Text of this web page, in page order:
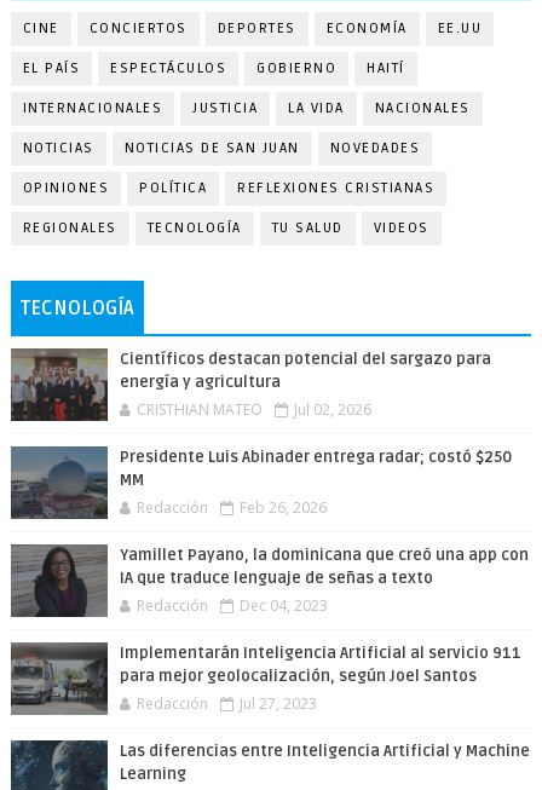
CINE CONCIERTOS DEPORTES ECONOMÍA EE.UU
EL PAÍS ESPECTÁCULOS GOBIERNO HAITÍ
INTERNACIONALES JUSTICIA LA VIDA NACIONALES
NOTICIAS NOTICIAS DE SAN JUAN NOVEDADES
OPINIONES POLÍTICA REFLEXIONES CRISTIANAS
REGIONALES TECNOLOGÍA TU SALUD VIDEOS
TECNOLOGÍA
Científicos destacan potencial del sargazo para
energía y agricultura
CRISTHIAN MATEO Jul 02, 2026
Presidente Luis Abinader entrega radar; costó $250
MM
Redacción Feb 26, 2026
Yamillet Payano, la dominicana que creó una app con
IA que traduce lenguaje de señas a texto
Redacción Dec 04, 2023
Implementarán Inteligencia Artificial al servicio 911
para mejor geolocalización, según Joel Santos
Redacción Jul 27, 2023
Las diferencias entre Inteligencia Artificial y Machine
Learning